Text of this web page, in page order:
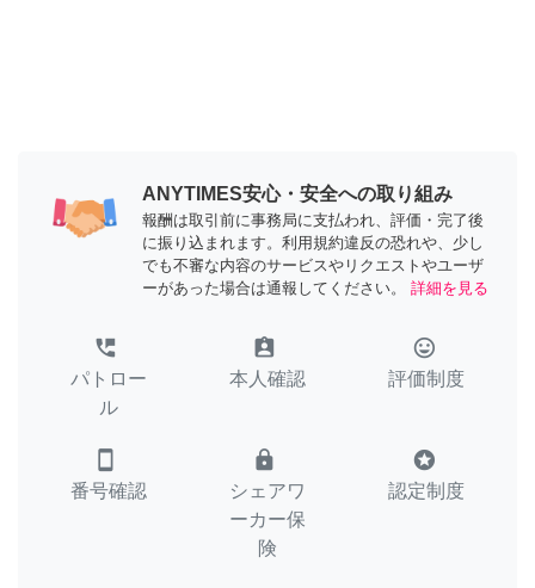
ANYTIMES安心・安全への取り組み
報酬は取引前に事務局に支払われ、評価・完了後
に振り込まれます。利用規約違反の恐れや、少し
でも不審な内容のサービスやリクエストやユーザ
ーがあった場合は通報してください。
詳細を見る
perm_phone_msg
パトロー
ル
assignment_ind
本人確認
tag_faces
評価制度
smartphone
番号確認
lock
シェアワ
ーカー保
険
stars
認定制度